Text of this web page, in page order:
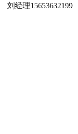
刘经理15653632199